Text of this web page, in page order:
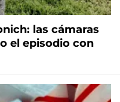
las cámaras
el episodio con